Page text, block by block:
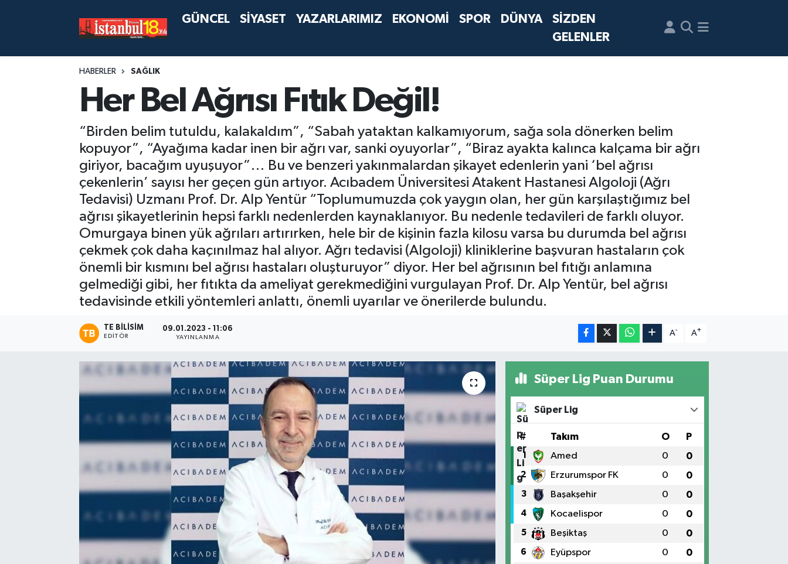
GÜNCEL SİYASET YAZARLARIMIZ EKONOMİ SPOR DÜNYA
SİZDEN
GELENLER
HABERLER SAĞLIK
Her Bel Ağrısı Fıtık Değil!
“Birden belim tutuldu, kalakaldım”, “Sabah yataktan kalkamıyorum, sağa sola dönerken belim
kopuyor”, “Ayağıma kadar inen bir ağrı var, sanki oyuyorlar”, “Biraz ayakta kalınca kalçama bir ağrı
giriyor, bacağım uyuşuyor”… Bu ve benzeri yakınmalardan şikayet edenlerin yani ‘bel ağrısı
çekenlerin’ sayısı her geçen gün artıyor. Acıbadem Üniversitesi Atakent Hastanesi Algoloji (Ağrı
Tedavisi) Uzmanı Prof. Dr. Alp Yentür “Toplumumuzda çok yaygın olan, her gün karşılaştığımız bel
ağrısı şikayetlerinin hepsi farklı nedenlerden kaynaklanıyor. Bu nedenle tedavileri de farklı oluyor.
Omurgaya binen yük ağrıları artırırken, hele bir de kişinin fazla kilosu varsa bu durumda bel ağrısı
çekmek çok daha kaçınılmaz hal alıyor. Ağrı tedavisi (Algoloji) kliniklerine başvuran hastaların çok
önemli bir kısmını bel ağrısı hastaları oluşturuyor” diyor. Her bel ağrısının bel fıtığı anlamına
gelmediği gibi, her fıtıkta da ameliyat gerekmediğini vurgulayan Prof. Dr. Alp Yentür, bel ağrısı
tedavisinde etkili yöntemleri anlattı, önemli uyarılar ve önerilerde bulundu.
TE BILISIM
EDITÖR
09.01.2023 - 11:06
YAYINLANMA
A- A+
Süper Lig Puan Durumu
Süper Lig
# Takım O P
1 Amed 0 0
2 Erzurumspor FK 0 0
3 Başakşehir 0 0
4 Kocaelispor 0 0
5 Beşiktaş 0 0
6 Eyüpspor 0 0